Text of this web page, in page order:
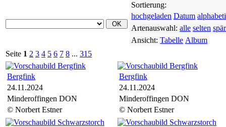
Sortierung:
hochgeladen Datum
Artenauswahl: alle selten
Ansicht: Tabelle Album
Seite 1 2 3 4 5 6 7 8 ... 315
Bergfink
24.11.2024
Minderoffingen DON
© Norbert Estner
Bergfink
24.11.2024
Minderoffingen DON
© Norbert Estner